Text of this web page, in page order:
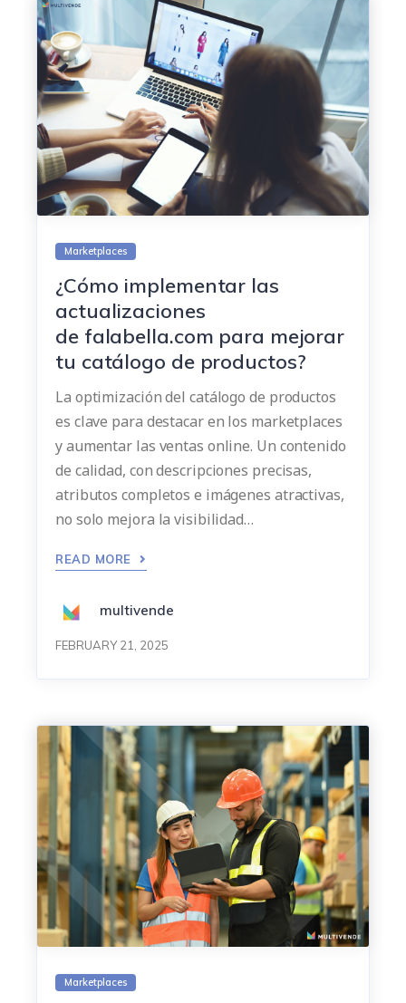
Marketplaces
¿Cómo implementar las
actualizaciones
de falabella.com para mejorar
tu catálogo de productos?
La optimización del catálogo de productos
es clave para destacar en los marketplaces
y aumentar las ventas online. Un contenido
de calidad, con descripciones precisas,
atributos completos e imágenes atractivas,
no solo mejora la visibilidad…
READ MORE
multivende
FEBRUARY 21, 2025
Marketplaces